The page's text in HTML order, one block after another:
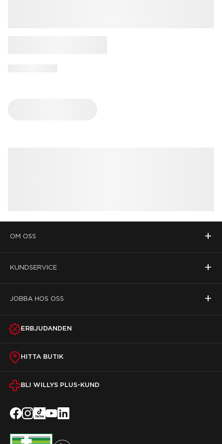
OM OSS +
KUNDSERVICE +
JOBBA HOS OSS +
ERBJUDANDEN
HITTA BUTIK
BLI WILLYS PLUS-KUND